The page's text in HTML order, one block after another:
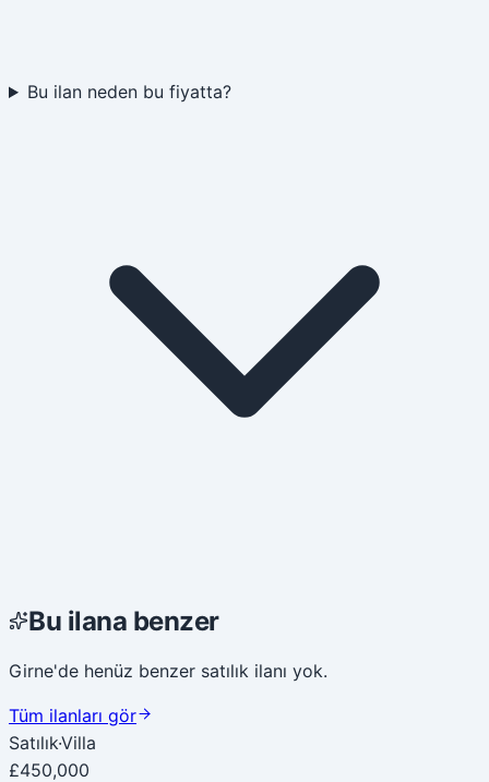
Bu ilan neden bu fiyatta?
Bu ilana benzer
Girne'de henüz benzer satılık ilanı yok.
Tüm ilanları gör
Satılık·Villa
£450,000